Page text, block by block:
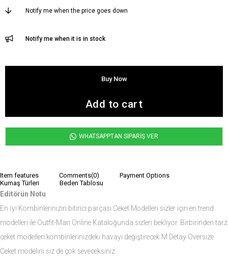
Notify me when the price goes down
Notify me when it is in stock
WHATSAPPTAN SİPARİŞ VER
Item features Comments(0)
Payment Options
Kumaş Türleri
Beden Tablosu
Editörün Notu
En İyi Kombinlerinizin bitirici parçası Ceket Modelleri sizler için en trend
modelleri ile Outfit-Man Online Kataloğunda sizleri bekliyor. Birbirinden tarz
ceket modelleri kombinlerinizdeki havayı değiştirecek.M Detay Oversize
Ceket modelini siz de çok seveceksiniz.